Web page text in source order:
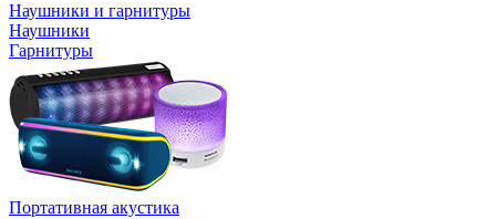
Наушники и гарнитуры
Наушники
Гарнитуры
Портативная акустика